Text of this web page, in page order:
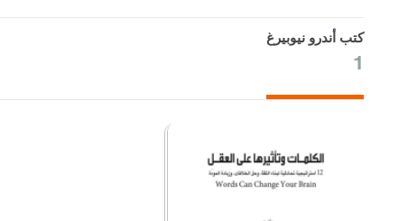
كتب أندرو نيوبيرغ
1